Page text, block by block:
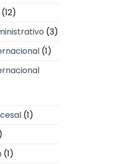
(3)
(1)
(1)
(1)